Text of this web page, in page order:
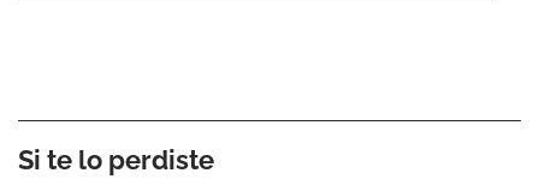
Si te lo perdiste